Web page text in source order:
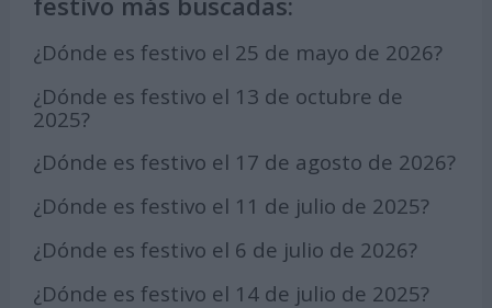
¿Dónde es festivo el 25 de mayo de 2026?
¿Dónde es festivo el 13 de octubre de
2025?
¿Dónde es festivo el 17 de agosto de 2026?
¿Dónde es festivo el 11 de julio de 2025?
¿Dónde es festivo el 6 de julio de 2026?
¿Dónde es festivo el 14 de julio de 2025?